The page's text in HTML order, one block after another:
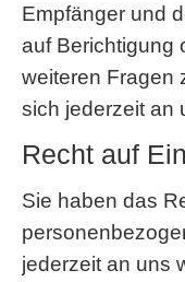
Empfänger und
auf Berichtigung
weiteren Fragen
sich jederzeit an
Recht auf
Sie haben das
jederzeit an uns